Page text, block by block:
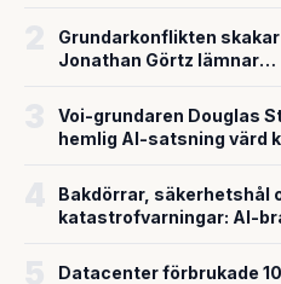
försvarsteknik
Grundarkonflikten skakar
Jonathan Görtz lämnar
miljardvärderingen
Voi-grundaren Douglas
hemlig AI-satsning värd
Bakdörrar, säkerhetshål
katastrofvarningar: AI-
Datacenter förbrukade